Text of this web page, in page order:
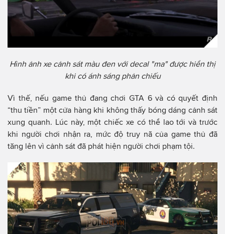
Hình ảnh xe cảnh sát màu đen với decal "ma" được hiển thị
khi có ánh sáng phản chiếu
Vì thế, nếu game thủ đang chơi GTA 6 và có quyết định
“thu tiền” một cửa hàng khi không thấy bóng dáng cảnh sát
xung quanh. Lúc này, một chiếc xe có thể lao tới và trước
khi người chơi nhận ra, mức độ truy nã của game thủ đã
tăng lên vì cảnh sát đã phát hiện người chơi phạm tội.